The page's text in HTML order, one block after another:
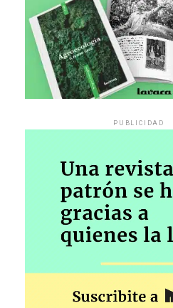
PUBLICIDAD